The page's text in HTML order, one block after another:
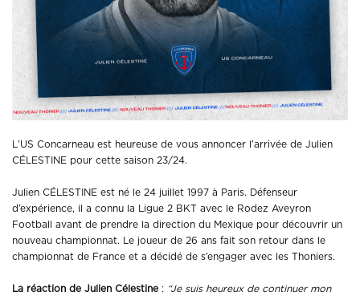
L’US Concarneau est heureuse de vous annoncer l’arrivée de Julien
CÉLESTINE pour cette saison 23/24.
Julien CÉLESTINE est né le 24 juillet 1997 à Paris. Défenseur
d’expérience, il a connu la Ligue 2 BKT avec le Rodez Aveyron
Football avant de prendre la direction du Mexique pour découvrir un
nouveau championnat. Le joueur de 26 ans fait son retour dans le
championnat de France et a décidé de s’engager avec les Thoniers.
La réaction de Julien Célestine : “Je suis heureux de continuer mon